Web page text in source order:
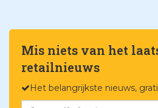
Mis niets van het
retailnieuws
Het belangrijkste nieuws,